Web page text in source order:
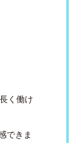
く働け
できま